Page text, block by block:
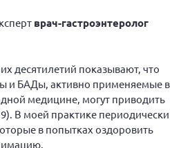
врач-гастроэнтеролог
десятилетий показывают, что
и БАДы, активно применяемые в
медицине, могут приводить
В моей практике периодически
в попытках оздоровить